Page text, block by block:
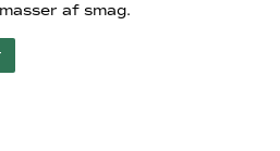
af smag.